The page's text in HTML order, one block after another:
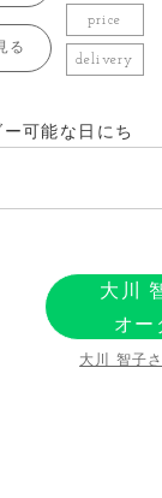
る
price
delivery
ー可能な日にち
大川
オー
大川 智子